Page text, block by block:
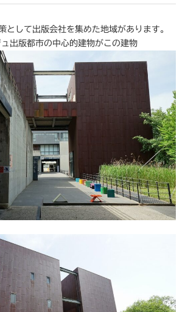
として出版会社を集めた地域があります。
出版都市の中心的建物がこの建物